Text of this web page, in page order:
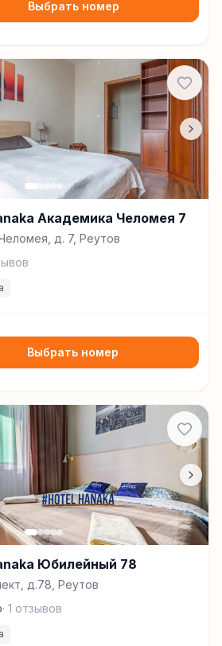
Выбрать номер
Академика Челомея 7
д. 7, Реутов
Выбрать номер
Юбилейный 78
д.78, Реутов
· 1 отзывов